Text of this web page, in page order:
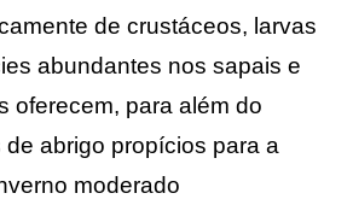
de crustáceos, larvas
abundantes nos sapais e
oferecem, para além do
abrigo propícios para a
moderado